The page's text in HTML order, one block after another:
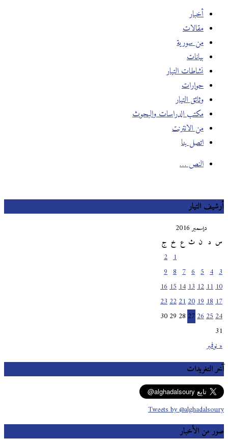
أخبار
مقالات
من سورية
بيانات
نشاطات التيار
حوارات
وثائق التيار
مكتب الدراسات والبحوث
من الانترنت
اتصل بنا
النص …
أرشيف التيار
ديسمبر 2016
س
ث خ ج
« نوفمبر
10
11
12
13
14
15
16
17
18
19
20
21
22
23
24
25
26
27
28
29
30
31
آخر التغريدات
Tweets by @alghadalsoury
صور من الأخبار